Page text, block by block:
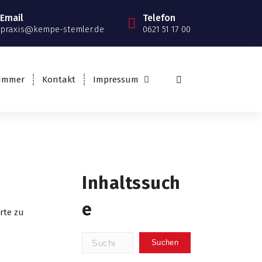
Email
praxis@kempe-stemler.de
Telefon
0621 51 17 00
Kontakt Impressum
Inhaltssuch
E
Suchen